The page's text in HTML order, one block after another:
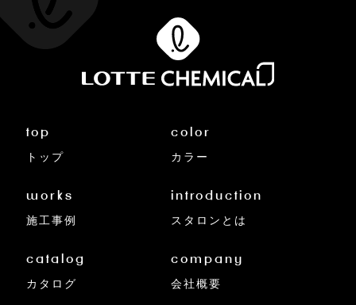
top
トップ
color
カラー
works
施工事例
introduction
スタロンとは
catalog
カタログ
company
会社概要